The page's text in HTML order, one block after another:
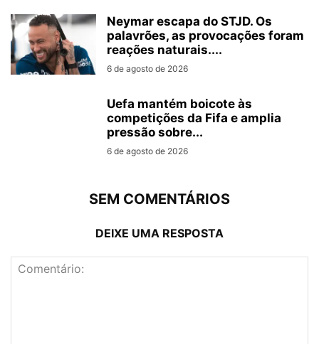
Neymar escapa do STJD. Os
palavrões, as provocações foram
reações naturais....
6 de agosto de 2026
Uefa mantém boicote às
competições da Fifa e amplia
pressão sobre...
6 de agosto de 2026
SEM COMENTÁRIOS
DEIXE UMA RESPOSTA